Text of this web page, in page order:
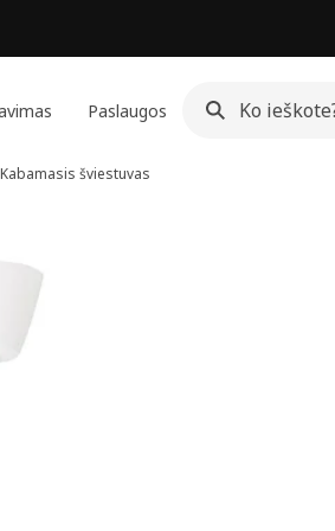
Paslaugos
Kabamasis šviestuvas